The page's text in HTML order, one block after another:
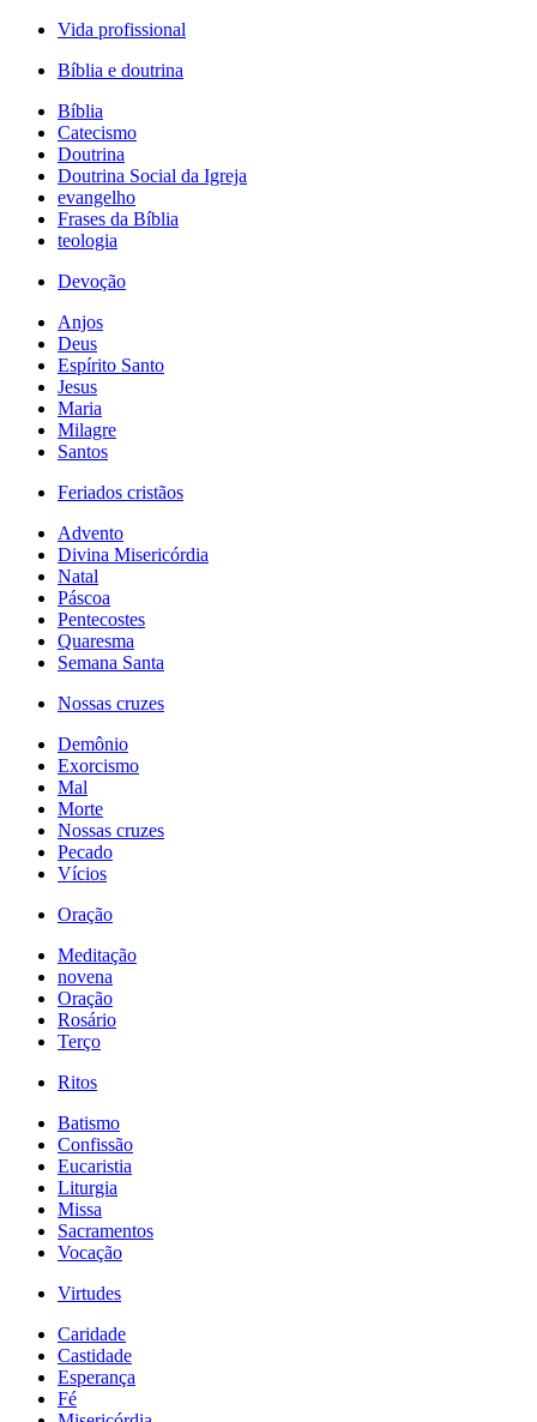
Vida profissional
Bíblia e doutrina
Bíblia
Catecismo
Doutrina
Doutrina Social da Igreja
evangelho
Frases da Bíblia
teologia
Devoção
Anjos
Deus
Espírito Santo
Jesus
Maria
Milagre
Santos
Feriados cristãos
Advento
Divina Misericórdia
Natal
Páscoa
Pentecostes
Quaresma
Semana Santa
Nossas cruzes
Demônio
Exorcismo
Mal
Morte
Nossas cruzes
Pecado
Vícios
Oração
Meditação
novena
Oração
Rosário
Terço
Ritos
Batismo
Confissão
Eucaristia
Liturgia
Missa
Sacramentos
Vocação
Virtudes
Caridade
Castidade
Esperança
Fé